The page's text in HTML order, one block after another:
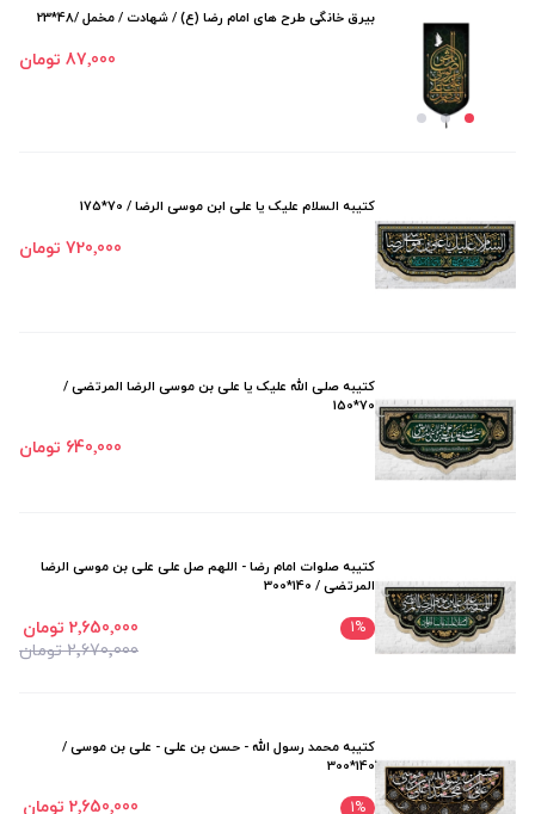
بیرق خانگی طرح های امام رضا (ع) / شهادت / مخمل /48*23
87٬000 تومان
کتیبه السلام علیک یا علی ابن موسی الرضا / 70*175
720٬000 تومان
کتیبه صلی الله علیک یا علی بن موسی الرضا المرتضی /
70*150
640٬000 تومان
کتیبه صلوات امام رضا - اللهم صل علی علی بن موسی الرضا
المرتضی / 140*300
1%
2٬670٬000 تومان
2٬650٬000 تومان
کتیبه محمد رسول الله - حسن بن علی - علی بن موسی /
140*300
1% 2٬650٬000 تومان